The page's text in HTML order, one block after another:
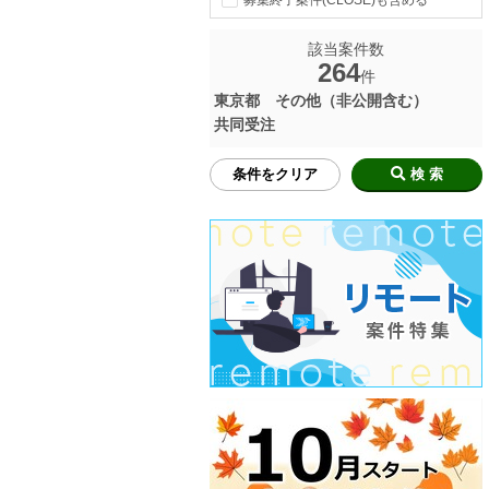
該当案件数
264件
東京都 その他（非公開含む）
共同受注
条件をクリア 検 索